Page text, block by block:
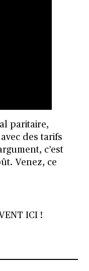
paritaire,
des tarifs
c’est
Venez, ce
ICI !